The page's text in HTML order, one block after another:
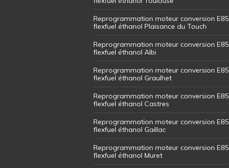
Reprogrammation moteur conversion E85
flexfuel éthanol Plaisance du Touch
Reprogrammation moteur conversion E85
flexfuel éthanol Albi
Reprogrammation moteur conversion E85
flexfuel éthanol Graulhet
Reprogrammation moteur conversion E85
flexfuel éthanol Castres
Reprogrammation moteur conversion E85
flexfuel éthanol Gaillac
Reprogrammation moteur conversion E85
flexfuel éthanol Muret